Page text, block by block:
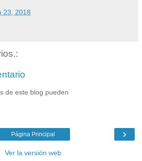
23, 2018
de este blog pueden
›
Página Principal
Ver la versión web